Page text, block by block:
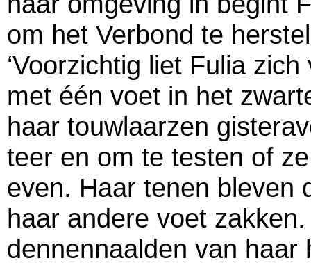
om het Verbond te
‘Voorzichtig liet Fulia
met één voet in het
haar touwlaarzen
teer en om te testen of
even. Haar tenen bleven
haar andere voet
dennennaalden van